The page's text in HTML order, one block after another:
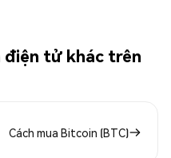
điện tử khác trên
Cách mua Bitcoin (BTC)